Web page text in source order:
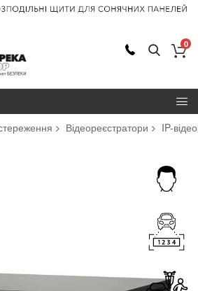
0
Відеореєстратори IP-